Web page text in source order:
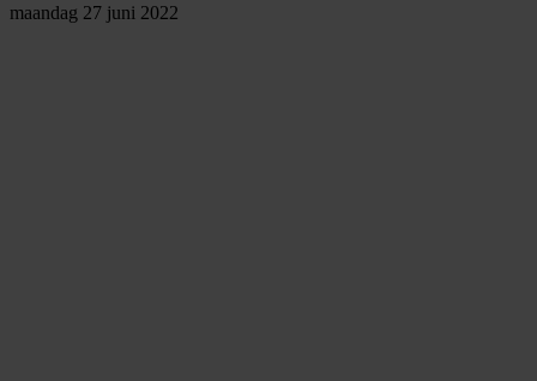
maandag 27 juni 2022